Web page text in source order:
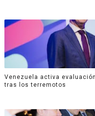
Venezuela activa
tras los terremotos